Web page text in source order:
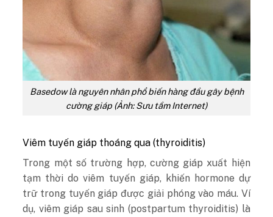
Basedow là nguyên nhân phổ biến hàng đầu gây bệnh
cường giáp (Ảnh: Sưu tầm Internet)
Viêm tuyến giáp thoáng qua (thyroiditis)
Trong một số trường hợp, cường giáp xuất hiện
tạm thời do viêm tuyến giáp, khiến hormone dự
trữ trong tuyến giáp được giải phóng vào máu. Ví
dụ, viêm giáp sau sinh (postpartum thyroiditis) là